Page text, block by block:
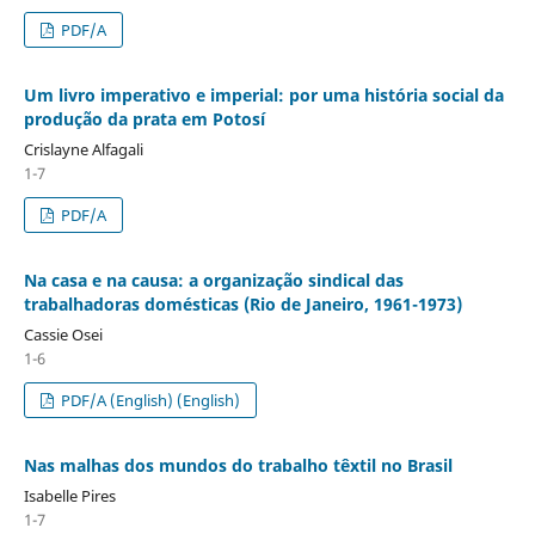
PDF/A
Um livro imperativo e imperial: por uma história social da
produção da prata em Potosí
Crislayne Alfagali
1-7
PDF/A
Na casa e na causa: a organização sindical das
trabalhadoras domésticas (Rio de Janeiro, 1961-1973)
Cassie Osei
1-6
PDF/A (English) (English)
Nas malhas dos mundos do trabalho têxtil no Brasil
Isabelle Pires
1-7